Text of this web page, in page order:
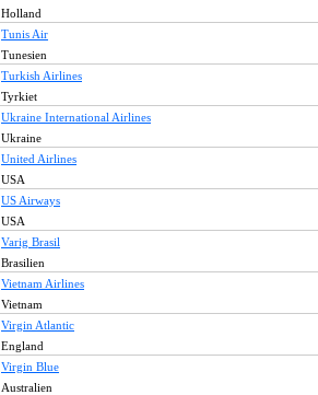
Holland
Tunis Air
Tunesien
Turkish Airlines
Tyrkiet
Ukraine International Airlines
Ukraine
United Airlines
USA
US Airways
USA
Varig Brasil
Brasilien
Vietnam Airlines
Vietnam
Virgin Atlantic
England
Virgin Blue
Australien